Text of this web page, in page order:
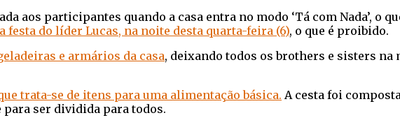
aos participantes quando a casa entra no modo ‘Tá com Nada’, o
festa do líder Lucas, na noite desta quarta-feira (6), o que é proibido.
e armários da casa, deixando todos os brothers e sisters na
trata-se de itens para uma alimentação básica. A cesta foi
para ser dividida para todos.